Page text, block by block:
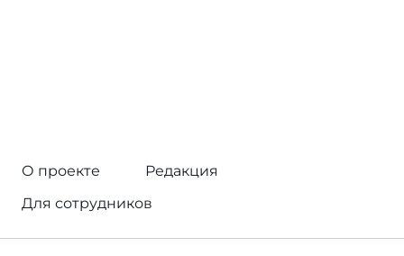
О проекте
Редакция
Для сотрудников